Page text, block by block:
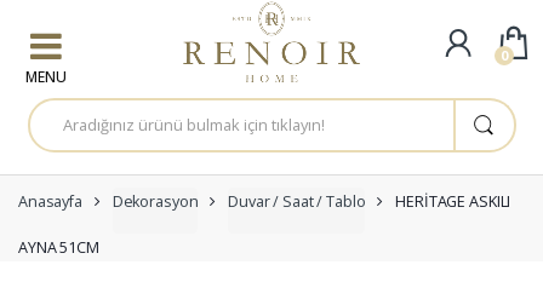
A
r
a
a
:
Anasayfa Dekorasyon Duvar / Saat / Tablo HERİTAGE ASKILI
AYNA 51CM
0